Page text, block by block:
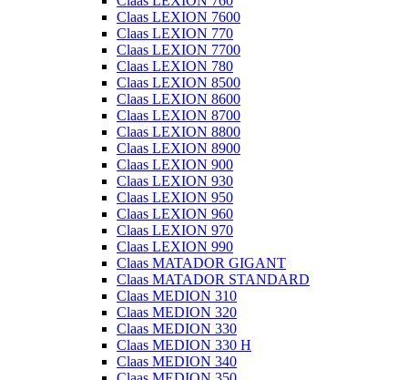
Claas LEXION 7600
Claas LEXION 770
Claas LEXION 7700
Claas LEXION 780
Claas LEXION 8500
Claas LEXION 8600
Claas LEXION 8700
Claas LEXION 8800
Claas LEXION 8900
Claas LEXION 900
Claas LEXION 930
Claas LEXION 950
Claas LEXION 960
Claas LEXION 970
Claas LEXION 990
Claas MATADOR GIGANT
Claas MATADOR STANDARD
Claas MEDION 310
Claas MEDION 320
Claas MEDION 330
Claas MEDION 330 H
Claas MEDION 340